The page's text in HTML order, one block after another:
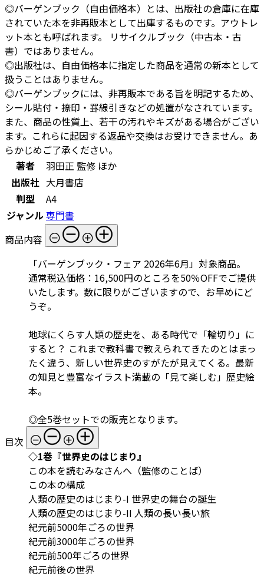
◎バーゲンブック（自由価格本）とは、出版社の倉庫に在庫
されていた本を非再販本として出庫するものです。アウトレ
ット本とも呼ばれます。 リサイクルブック（中古本・古
書）ではありません。
◎出版社は、自由価格本に指定した商品を通常の新本として
扱うことはありません。
◎バーゲンブックには、非再販本である旨を明記するため、
シール貼付・捺印・罫線引きなどの処置がなされています。
また、商品の性質上、若干の汚れやキズがある場合がござい
ます。これらに起因する返品や交換はお受けできません。あ
らかじめご了承ください。
著者
羽田正 監修 ほか
出版社 大月書店
判型
A4
ジャンル専門書
商品内容
「バーゲンブック・フェア 2026年6月」対象商品。
通常税込価格：16,500円のところを50％OFFでご提供
いたします。数に限りがございますので、お早めにど
うぞ。
地球にくらす人類の歴史を、ある時代で「輪切り」に
すると？ これまで教科書で教えられてきたのとはまっ
たく違う、新しい世界史のすがたが見えてくる。最新
の知見と豊富なイラスト満載の「見て楽しむ」歴史絵
本。
◎全5巻セットでの販売となります。
目次
◇1巻『世界史のはじまり』
この本を読むみなさんへ（監修のことば）
この本の構成
人類の歴史のはじまり-I 世界史の舞台の誕生
人類の歴史のはじまり-II 人類の長い長い旅
紀元前5000年ごろの世界
紀元前3000年ごろの世界
紀元前500年ごろの世界
紀元前後の世界